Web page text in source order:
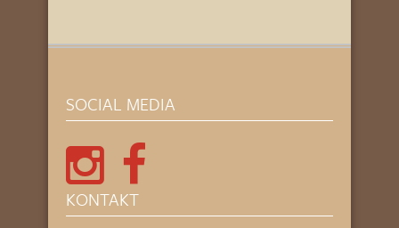
SOCIAL MEDIA
KONTAKT